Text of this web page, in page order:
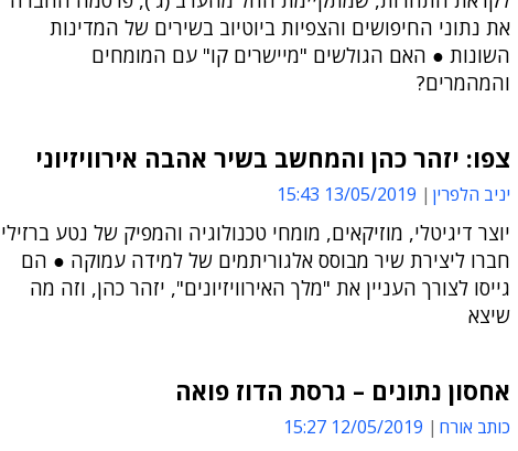
את נתוני החיפושים והצפיות ביוטיוב בשירים של המדינות
השונות ● האם הגולשים "מיישרים קו" עם המומחים
והמהמרים?
צפו: יזהר כהן והמחשב בשיר אהבה אירוויזיוני
יניב הלפרין 13/05/2019 15:43
יוצר דיגיטלי, מוזיקאים, מומחי טכנולוגיה והמפיק של נטע ברזילי
חברו ליצירת שיר מבוסס אלגוריתמים של למידה עמוקה ● הם
גייסו לצורך העניין את "מלך האירוויזיונים", יזהר כהן, וזה מה
שיצא
אחסון נתונים – גרסת הדוז פואה
כותב אורח 12/05/2019 15:27